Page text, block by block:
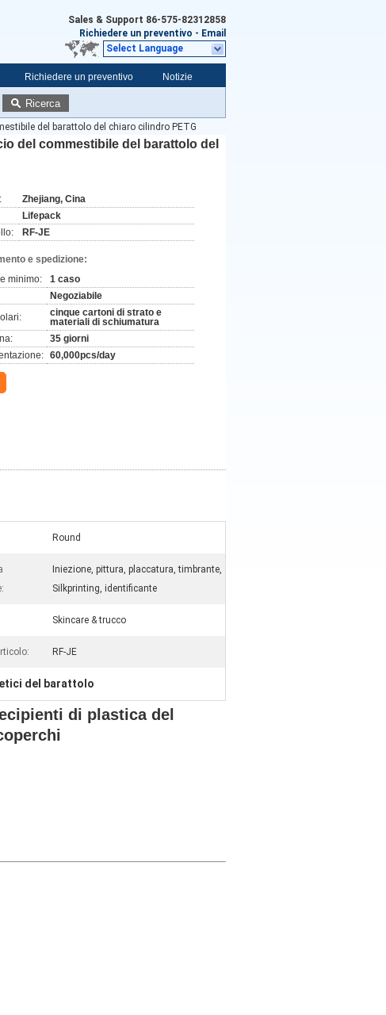
Sales & Support 86-575-82312858
Richiedere un preventivo - Email
Select Language
Richiedere un preventivo Notizie
Ricerca
del barattolo del chiaro cilindro PETG
del commestibile del barattolo del
Zhejiang, Cina
Lifepack
RF-JE
e spedizione:
minimo:
1 caso
Negoziabile
cinque cartoni di strato e
materiali di schiumatura
35 giorni
60,000pcs/day
Round
Iniezione, pittura, placcatura, timbrante,
Silkprinting, identificante
Skincare & trucco
RF-JE
del barattolo
di plastica del